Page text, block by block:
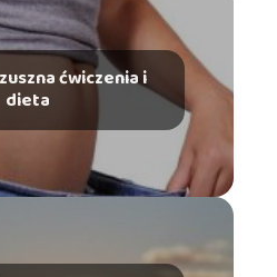
ćwiczenia i
dieta